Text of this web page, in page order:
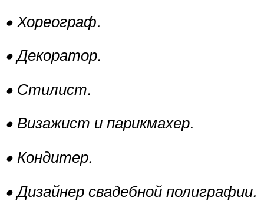
• Хореограф.
• Декоратор.
• Стилист.
• Визажист и парикмахер.
• Кондитер.
• Дизайнер свадебной полиграфии.